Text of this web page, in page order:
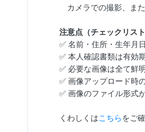
カメラでの撮影、また
注意点（チェックリスト
✅ 名前・住所・生年月
✅ 本人確認書類は有効
✅ 必要な画像は全て鮮
✅ 画像アップロード時
✅ 画像のファイル形式
くわしくはこちら をご